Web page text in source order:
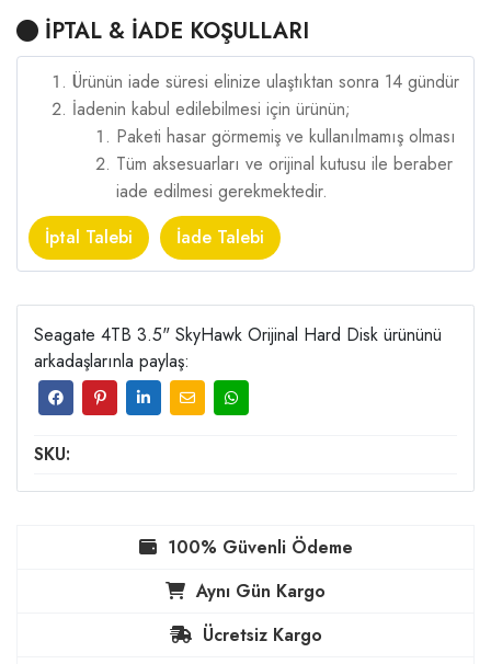
İPTAL & İADE KOŞULLARI
Ürünün iade süresi elinize ulaştıktan sonra 14 gündür
İadenin kabul edilebilmesi için ürünün;
Paketi hasar görmemiş ve kullanılmamış olması
Tüm aksesuarları ve orijinal kutusu ile beraber
iade edilmesi gerekmektedir.
İptal Talebi
İade Talebi
Seagate 4TB 3.5" SkyHawk Orijinal Hard Disk ürününü
arkadaşlarınla paylaş:
SKU:
100% Güvenli Ödeme
Aynı Gün Kargo
Ücretsiz Kargo